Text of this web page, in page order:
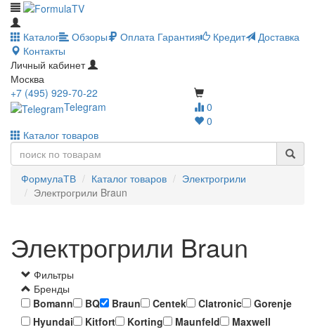
Каталог Обзоры Оплата Гарантия Кредит
Доставка
Контакты
Личный кабинет
Москва
0
0
+7 (495) 929-70-22
Telegram
Каталог товаров
ФормулаТВ Каталог товаров
Электрогрили
Электрогрили Braun
Электрогрили Braun
Фильтры
Бренды
Bomann
BQ Braun Centek Clatronic
Gorenje
Hyundai
Kitfort Korting Maunfeld
Maxwell